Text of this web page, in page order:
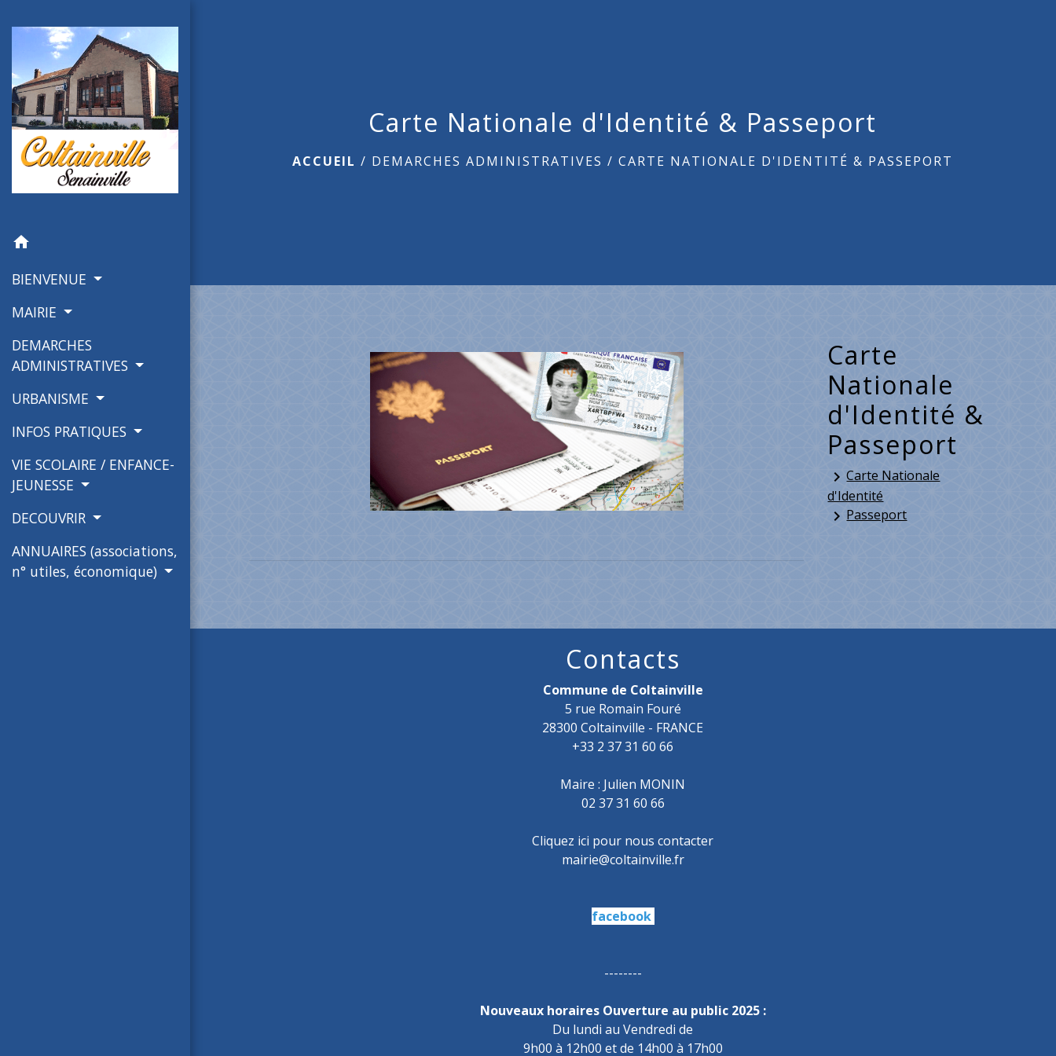
home
BIENVENUE
MAIRIE
DEMARCHES
ADMINISTRATIVES
URBANISME
INFOS PRATIQUES
VIE SCOLAIRE / ENFANCE-
JEUNESSE
DECOUVRIR
ANNUAIRES (associations,
n° utiles, économique)
Carte Nationale d'Identité & Passeport
ACCUEIL / DEMARCHES ADMINISTRATIVES /CARTE NATIONALE D'IDENTITÉ & PASSEPORT
Carte
Nationale
d'Identité &
Passeport
keyboard_arrow_rightCarte Nationale
d'Identité
keyboard_arrow_rightPasseport
Contacts
Commune de Coltainville
5 rue Romain Fouré
28300 Coltainville - FRANCE
+33 2 37 31 60 66
Maire : Julien MONIN
02 37 31 60 66
Cliquez ici pour nous contacter
mairie@coltainville.fr
facebook
--------
Nouveaux horaires Ouverture au public 2025 :
Du lundi au Vendredi de
9h00 à 12h00 et de 14h00 à 17h00